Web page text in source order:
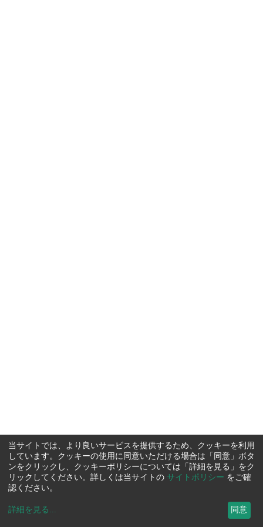
当サイトでは、より良いサービスを提供するため、クッキーを利用
しています。クッキーの使用に同意いただける場合は「同意」ボタ
ンをクリックし、クッキーポリシーについては「詳細を見る」をク
リックしてください。詳しくは当サイトの サイトポリシー をご確
認ください。
詳細を見る ... 同意